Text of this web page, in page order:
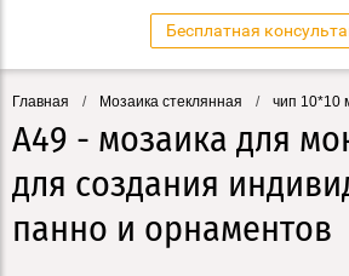
Бесплатная
Главная / Мозаика стеклянная / чип 10*10
A49 - мозаика для
для создания
панно и орнаментов